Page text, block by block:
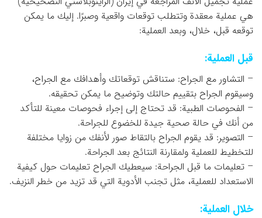
هي عملية معقدة وتتطلب توقعات واقعية وصبرًا. إليك ما يمكن
توقعه قبل، خلال، وبعد العملية:
قبل العملية:
– التشاور مع الجراح: ستناقش توقعاتك وأهدافك مع الجراح،
وسيقوم الجراح بتقييم حالتك وتوضيح ما يمكن تحقيقه.
– الفحوصات الطبية: قد تحتاج إلى إجراء فحوصات معينة للتأكد
من أنك في حالة صحية جيدة للخضوع للجراحة.
– التصوير: قد يقوم الجراح بالتقاط صور لأنفك من زوايا مختلفة
للتخطيط للعملية ولمقارنة النتائج بعد الجراحة.
– تعليمات ما قبل الجراحة: سيعطيك الجراح تعليمات حول كيفية
الاستعداد للعملية، مثل تجنب الأدوية التي قد تزيد من خطر النزيف.
خلال العملية: